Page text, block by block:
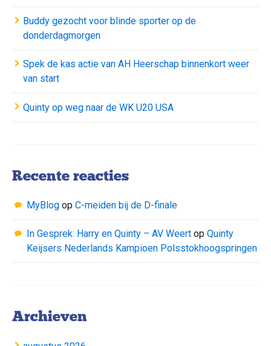
Buddy gezocht voor blinde sporter op de
donderdagmorgen
Spek de kas actie van AH Heerschap binnenkort weer
van start
Quinty op weg naar de WK U20 USA
Recente reacties
MyBlog op C-meiden bij de D-finale
In Gesprek: Harry en Quinty – AV Weert op Quinty
Keijsers Nederlands Kampioen Polsstokhoogspringen
Archieven